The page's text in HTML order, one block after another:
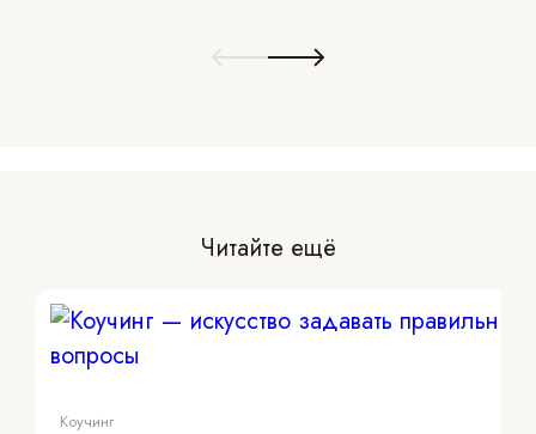
Читайте ещё
Коучинг